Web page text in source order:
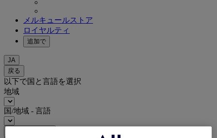
メルキュールストア
ロイヤルティ
追加で
JA
戻る
以下で国と言語を選択
地域
国/地域 - 言語